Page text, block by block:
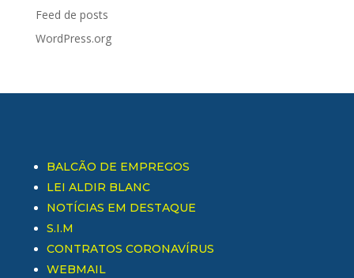
Feed de posts
WordPress.org
BALCÃO DE EMPREGOS
LEI ALDIR BLANC
NOTÍCIAS EM DESTAQUE
S.I.M
CONTRATOS CORONAVÍRUS
WEBMAIL